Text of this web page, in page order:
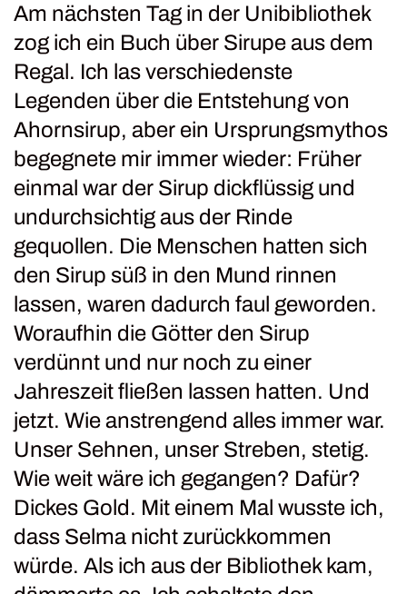
Am nächsten Tag in der Unibibliothek
zog ich ein Buch über Sirupe aus dem
Regal. Ich las verschiedenste
Legenden über die Entstehung von
Ahornsirup, aber ein Ursprungsmythos
begegnete mir immer wieder: Früher
einmal war der Sirup dickflüssig und
undurchsichtig aus der Rinde
gequollen. Die Menschen hatten sich
den Sirup süß in den Mund rinnen
lassen, waren dadurch faul geworden.
Woraufhin die Götter den Sirup
verdünnt und nur noch zu einer
Jahreszeit fließen lassen hatten. Und
jetzt. Wie anstrengend alles immer war.
Unser Sehnen, unser Streben, stetig.
Wie weit wäre ich gegangen? Dafür?
Dickes Gold. Mit einem Mal wusste ich,
dass Selma nicht zurückkommen
würde. Als ich aus der Bibliothek kam,